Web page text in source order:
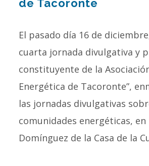
de Tacoronte
El pasado día 16 de
cuarta jornada divulgativa y
constituyente de la
Energética de Tacoronte”,
las jornadas divulgativas
comunidades energéticas, en
Domínguez de la Casa de la